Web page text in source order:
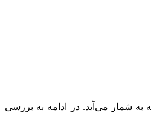
شمار می‌آید. در ادامه به بررسی